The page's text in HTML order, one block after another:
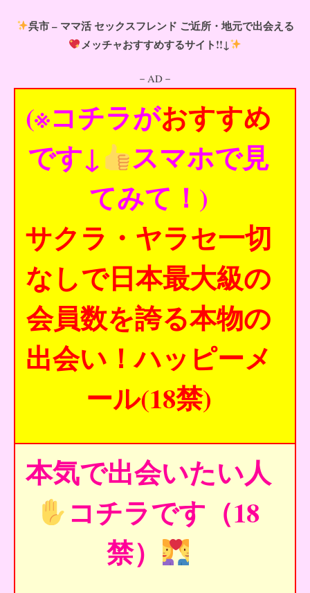
呉市 – ママ活 セックスフレンド ご近所・地元で出会える
メッチャおすすめするサイト!!↓
－AD－
(※コチラがおすすめ
です↓
スマホで見
てみて！)
サクラ・ヤラセ一切
なしで日本最大級の
会員数を誇る本物の
出会い！ハッピーメ
ール(18禁)
本気で出会いたい人
コチラです（18
禁）